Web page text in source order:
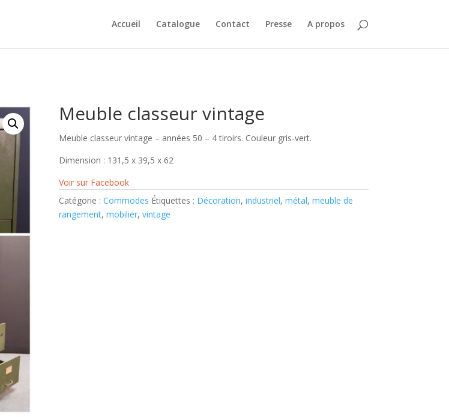
Accueil Catalogue Contact Presse A propos
Meuble classeur vintage
Meuble classeur vintage – années 50 – 4 tiroirs. Couleur gris-vert.
Dimension : 131,5 x 39,5 x 62
Voir sur Facebook
Catégorie : Commodes Étiquettes : Décoration, industriel, métal, meuble de
rangement, mobilier, vintage